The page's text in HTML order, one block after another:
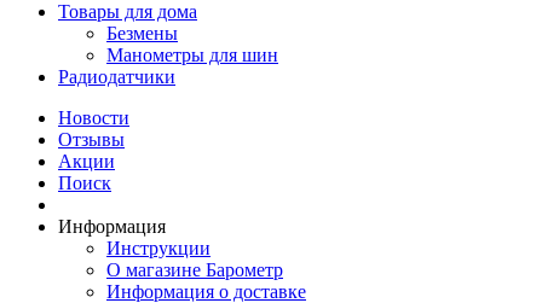
Товары для дома
Безмены
Манометры для шин
Радиодатчики
Новости
Отзывы
Акции
Поиск
Информация
Инструкции
О магазине Барометр
Информация о доставке